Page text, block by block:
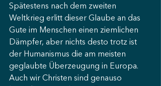
Spätestens nach dem zweiten
Weltkrieg erlitt dieser Glaube an das
Gute im Menschen einen ziemlichen
Dämpfer, aber nichts desto trotz ist
der Humanismus die am meisten
geglaubte Überzeugung in Europa.
Auch wir Christen sind genauso